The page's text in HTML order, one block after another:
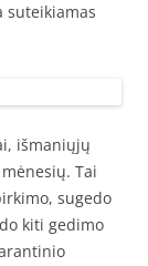
suteikiamas
išmaniųjų
Tai
sugedo
kiti gedimo